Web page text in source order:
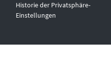
Historie der Privatsphäre-
Einstellungen